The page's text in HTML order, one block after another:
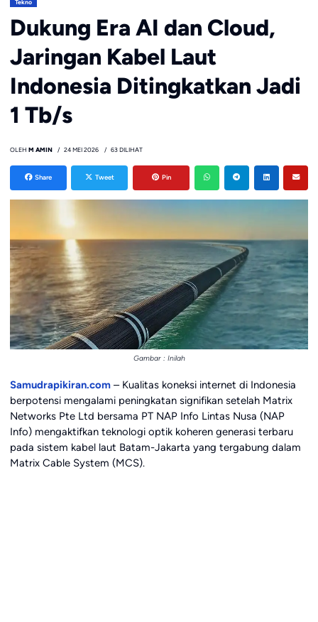
Tekno
Dukung Era AI dan Cloud,
Jaringan Kabel Laut
Indonesia Ditingkatkan Jadi
1 Tb/s
OLEH M AMIN 24 MEI 2026 63 DILIHAT
Share Tweet Pin
Gambar : Inilah
Samudrapikiran.com– Kualitas koneksi internet di Indonesia
berpotensi mengalami peningkatan signifikan setelah Matrix
Networks Pte Ltd bersama PT NAP Info Lintas Nusa (NAP
Info) mengaktifkan teknologi optik koheren generasi terbaru
pada sistem kabel laut Batam-Jakarta yang tergabung dalam
Matrix Cable System (MCS).